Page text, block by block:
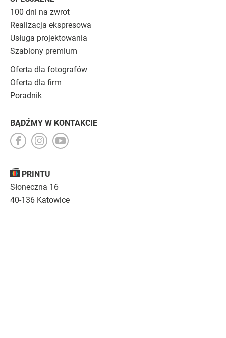
PRINTU
Słoneczna 16
40-136 Katowice
100 dni na zwrot
Realizacja ekspresowa
Usługa projektowania
Szablony premium
Oferta dla fotografów
Oferta dla firm
Poradnik
BĄDŹMY W KONTAKCIE